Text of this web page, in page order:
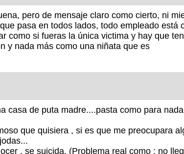
pero de mensaje claro como cierto, ni
pasa en todos lados, todo empleado
como si fueras la única victima y hay que
y nada más como una niñata que es
de puta madre....pasta como para
que quisiera , si es que me preocupara
, se suicida. (Problema real como : no